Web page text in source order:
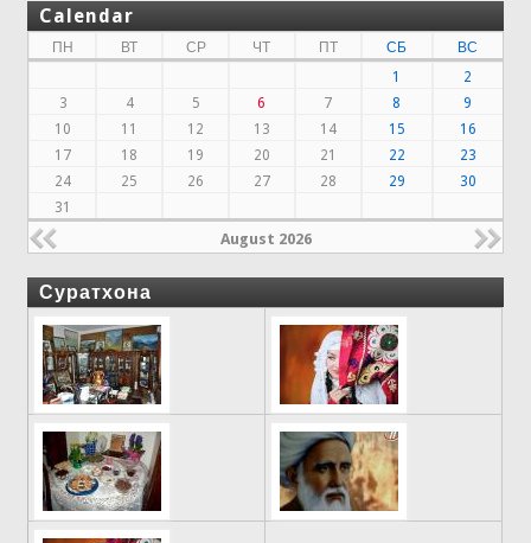
Calendar
ПН ВТ СР ЧТ ПТ СБ
ВС
1
2
3
4 5 6 7 8
9
10
11 12 13 14 15
16
17
18 19 20 21 22
23
24
25 26 27 28 29
30
31
August 2026
Суратхона